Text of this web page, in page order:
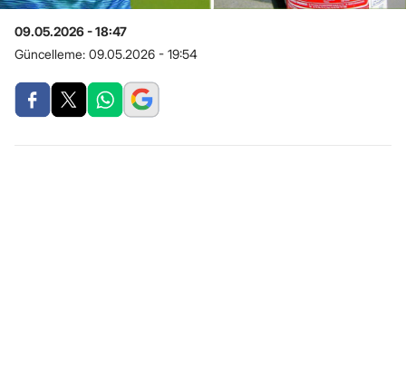
09.05.2026 - 18:47
Güncelleme: 09.05.2026 - 19:54